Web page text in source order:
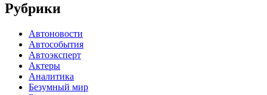
Рубрики
Автоновости
Автособытия
Автоэксперт
Актеры
Аналитика
Безумный мир